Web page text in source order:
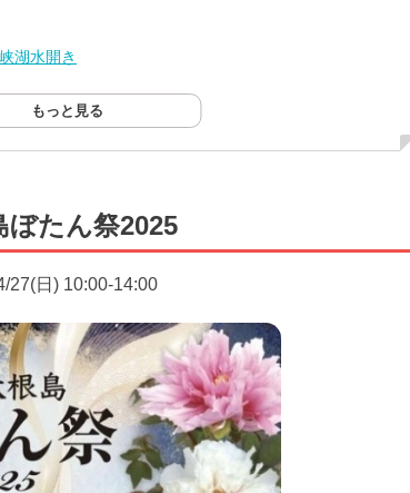
湖水開き
もっと見る
ぼたん祭2025
27(日) 10:00-14:00